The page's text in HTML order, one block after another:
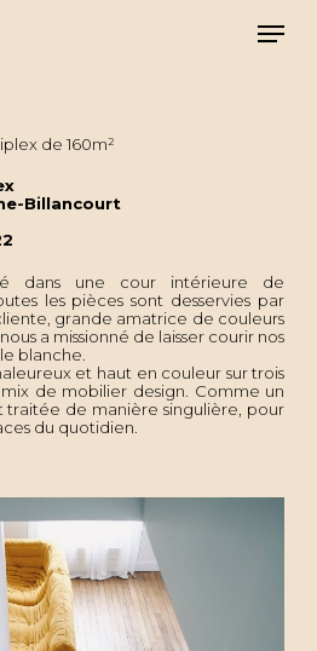
de 160m²
Billancourt
dans une cour intérieure de
les pièces sont desservies par
grande amatrice de couleurs
a missionné de laisser courir nos
blanche.
et haut en couleur sur trois
de mobilier design. Comme un
de manière singulière, pour
du quotidien.